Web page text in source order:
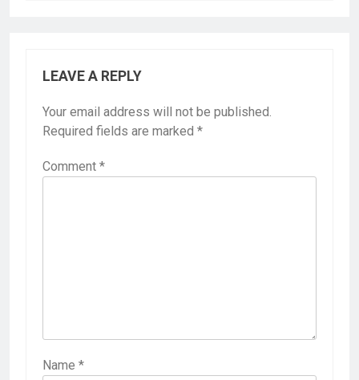
LEAVE A REPLY
Your email address will not be published.
Required fields are marked *
Comment *
Name *